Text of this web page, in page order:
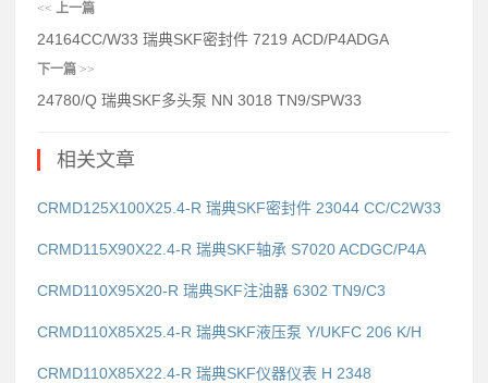
<< 上一篇
24164CC/W33 瑞典SKF密封件 7219 ACD/P4ADGA
下一篇 >>
24780/Q 瑞典SKF多头泵 NN 3018 TN9/SPW33
相关文章
CRMD125X100X25.4-R 瑞典SKF密封件 23044 CC/C2W33
CRMD115X90X22.4-R 瑞典SKF轴承 S7020 ACDGC/P4A
CRMD110X95X20-R 瑞典SKF注油器 6302 TN9/C3
CRMD110X85X25.4-R 瑞典SKF液压泵 Y/UKFC 206 K/H
CRMD110X85X22.4-R 瑞典SKF仪器仪表 H 2348